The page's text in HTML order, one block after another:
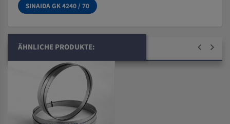
SINAIDA GK 4240 / 70
ÄHNLICHE PRODUKTE: